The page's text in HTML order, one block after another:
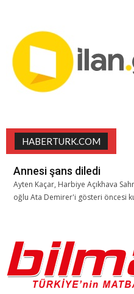
HABERTURK.COM
Annesi şans diledi
Ayten Kaçar, Harbiye Açıkhava
oğlu Ata Demirer'i gösteri öncesi